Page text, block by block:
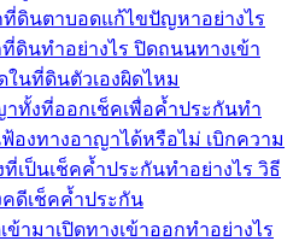
ดินตาบอดแก้ไขปัญหาอย่างไร
ดินทำอย่างไร ปิดถนนทางเข้า
นที่ดินตัวเองผิดไหม
ทั้งที่ออกเช็คเพื่อค้ำประกันทำ
องทางอาญาได้หรือไม่ เบิกความ
เป็นเช็คค้ำประกันทำอย่างไร วิธี
ดีเช็คค้ำประกัน
ามาเปิดทางเข้าออกทำอย่างไร